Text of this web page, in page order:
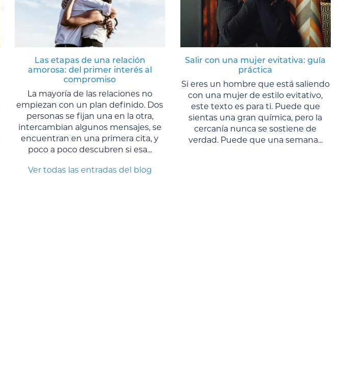
Las etapas de una relación
amorosa: del primer interés al
compromiso
La mayoría de las relaciones no
empiezan con un plan definido. Dos
personas se fijan una en la otra,
intercambian algunos mensajes, se
encuentran en una primera cita, y
poco a poco descubren si esa...
Salir con una mujer evitativa: guía
práctica
Si eres un hombre que está saliendo
con una mujer de estilo evitativo,
este texto es para ti. Puede que
sientas una gran química, pero la
cercanía nunca se sostiene de
verdad. Puede que una semana...
Ver todas las entradas del blog